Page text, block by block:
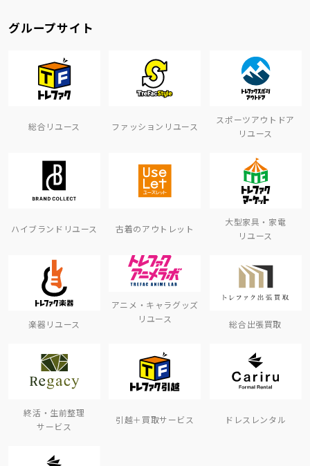
グループサイト
総合リユース ファッションリユース
スポーツアウトドア
リユース
ハイブランドリユース 古着のアウトレット
大型家具・家電
リユース
楽器リユース
アニメ・キャラグッズ
リユース
総合出張買取
終活・生前整理
サービス
引越＋買取サービス ドレスレンタル